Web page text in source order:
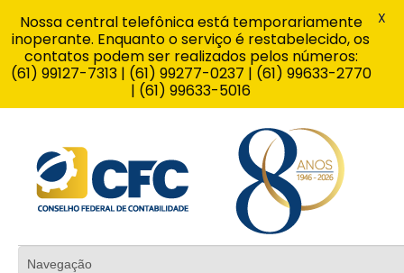
Nossa central telefônica está temporariamente
inoperante. Enquanto o serviço é restabelecido, os
contatos podem ser realizados pelos números:
(61) 99127-7313 | (61) 99277-0237 | (61) 99633-2770
| (61) 99633-5016
X